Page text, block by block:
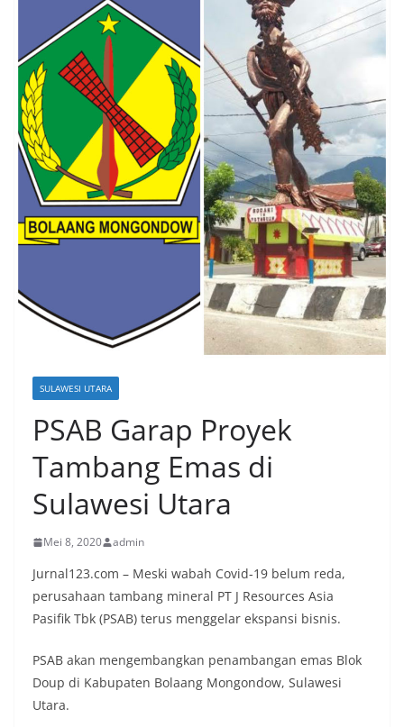
SULAWESI UTARA
PSAB Garap Proyek
Tambang Emas di
Sulawesi Utara
Mei 8, 2020 admin
Jurnal123.com – Meski wabah Covid-19 belum reda,
perusahaan tambang mineral PT J Resources Asia
Pasifik Tbk (PSAB) terus menggelar ekspansi bisnis.
PSAB akan mengembangkan penambangan emas Blok
Doup di Kabupaten Bolaang Mongondow, Sulawesi
Utara.